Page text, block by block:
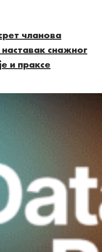
чланова
снажног
и праксе